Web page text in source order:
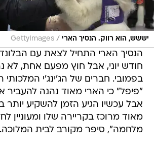
יששש, הוא רווק. הנסיך הארי /
GettyImages
הנסיך הארי התחיל לצאת עם
חודש יוני, אבל חוץ מפעם אחת, לא
בפמובי. חברים של הג'ינג'י המלכותי
"פיפל" כי הארי מאוד נהנה להעביר
אבל עכשיו הגיע הזמן להשקיע יותר
מאוד מרוכז בקריירה שלו ומעוניין
מלחמה", סיפר מקורב לבית המלוכה.